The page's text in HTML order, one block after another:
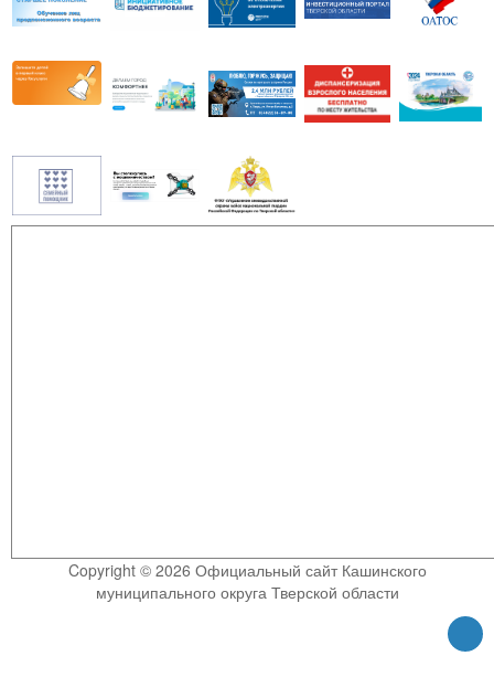
Copyright © 2026 Официальный сайт Кашинского
муниципального округа Тверской области